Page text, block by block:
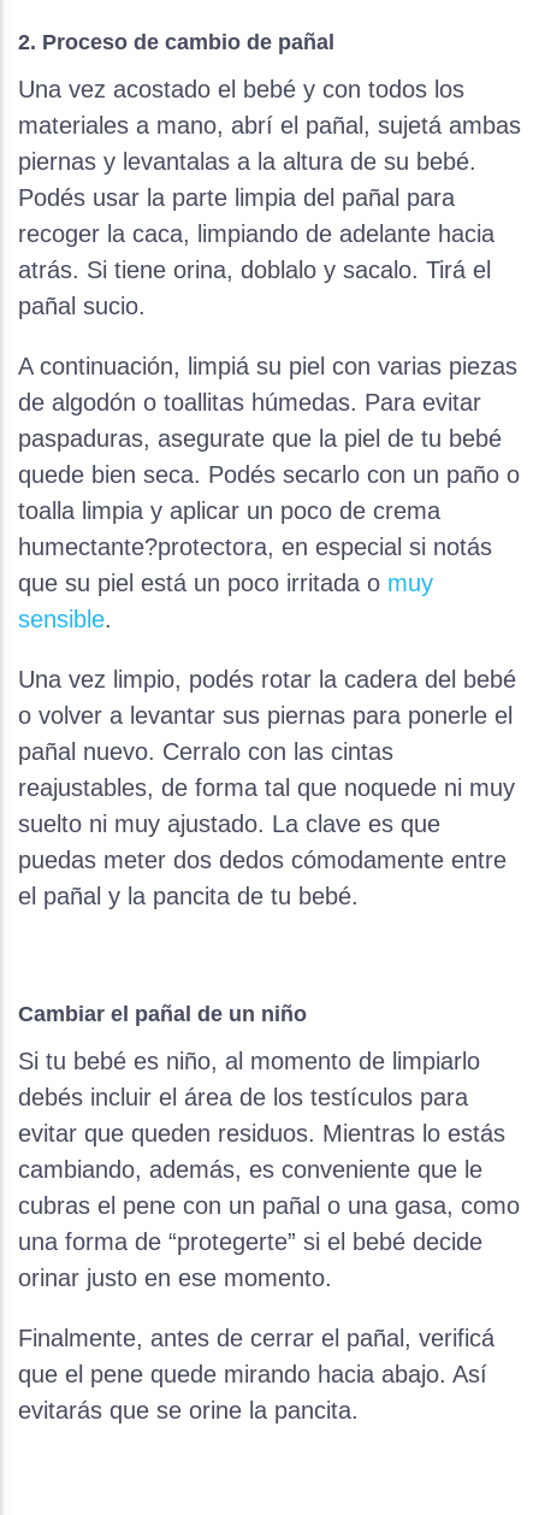
2. Proceso de cambio de pañal
Una vez acostado el bebé y con todos los
materiales a mano, abrí el pañal, sujetá ambas
piernas y levantalas a la altura de su bebé.
Podés usar la parte limpia del pañal para
recoger la caca, limpiando de adelante hacia
atrás. Si tiene orina, doblalo y sacalo. Tirá el
pañal sucio.
A continuación, limpiá su piel con varias piezas
de algodón o toallitas húmedas. Para evitar
paspaduras, asegurate que la piel de tu bebé
quede bien seca. Podés secarlo con un paño o
toalla limpia y aplicar un poco de crema
humectante?protectora, en especial si notás
que su piel está un poco irritada o muy
sensible.
Una vez limpio, podés rotar la cadera del bebé
o volver a levantar sus piernas para ponerle el
pañal nuevo. Cerralo con las cintas
reajustables, de forma tal que noquede ni muy
suelto ni muy ajustado. La clave es que
puedas meter dos dedos cómodamente entre
el pañal y la pancita de tu bebé.
Cambiar el pañal de un niño
Si tu bebé es niño, al momento de limpiarlo
debés incluir el área de los testículos para
evitar que queden residuos. Mientras lo estás
cambiando, además, es conveniente que le
cubras el pene con un pañal o una gasa, como
una forma de “protegerte” si el bebé decide
orinar justo en ese momento.
Finalmente, antes de cerrar el pañal, verificá
que el pene quede mirando hacia abajo. Así
evitarás que se orine la pancita.